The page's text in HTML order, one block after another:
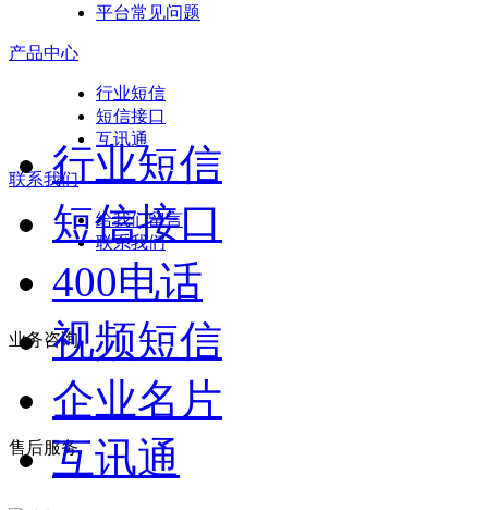
平台常见问题
产品中心
行业短信
短信接口
互讯通
联系我们
给我们留言
联系我们
业务咨询
售后服务
行业短信
短信接口
400电话
视频短信
企业名片
互讯通